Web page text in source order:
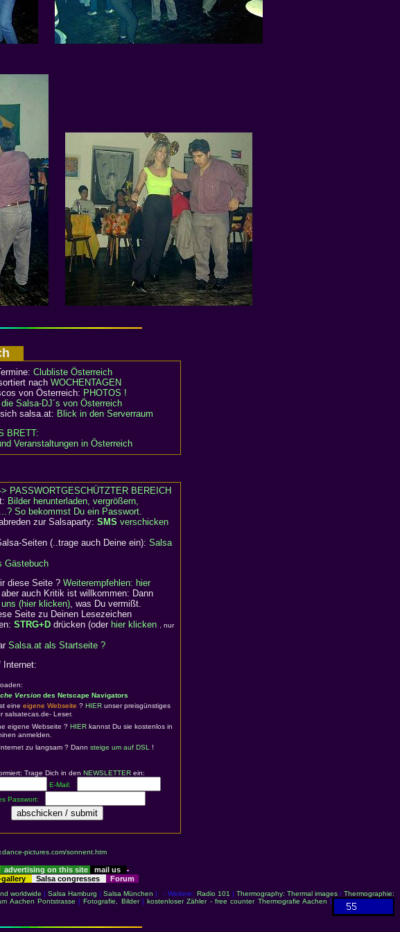
Clubliste Österreich
nach WOCHENTAGEN
von Österreich: PHOTOS !
die Salsa-DJ´s von Österreich
salsa.at: Blick in den Serverraum
BRETT:
Veranstaltungen in Österreich
> PASSWORTGESCHÜTZTER BEREICH
Bilder herunterladen, vergrößern,
So bekommst Du ein Passwort.
zur Salsaparty: SMS verschicken
Seiten (..trage auch Deine ein): Salsa
Gästebuch
diese Seite ? Weiterempfehlen: hier
auch Kritik ist willkommen: Dann
(hier klicken), was Du vermißt.
Seite zu Deinen Lesezeichen
STRG+D drücken (oder hier klicken , nur
Salsa.at als Startseite ?
Internet:
Version des Netscape Navigators
eine eigene Webseite ? HIER unser preisgünstiges
salsatecas.de- Leser.
eigene Webseite ? HIER kannst Du sie kostenlos in
anmelden.
zu langsam ? Dann steige um auf DSL !
Trage Dich in den NEWSLETTER ein:
E-Mail:
Passwort:
pictures.com/sonnent.htm
advertising on this site
mail us
gallery Salsa congresses Forum
worldwide | Salsa Hamburg |Salsa München | - Weitere: Radio 101 | Thermography: Thermal images/Thermographie:
Aachen Pontstrasse |Fotografie, Bilder|kostenloser Zähler - free counter Thermografie Aachen |